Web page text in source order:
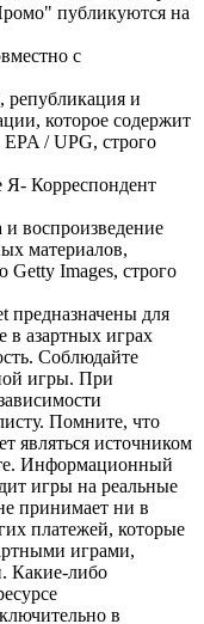
публикуются на
с
републикация и
которое содержит
/ UPG, строго
Я- Корреспондент
воспроизведение
материалов,
Images, строго
предназначены для
в азартных играх
Соблюдайте
игры. При
Помните, что
являться источником
Информационный
игры на реальные
принимает ни в
платежей, которые
играми,
Какие-либо
в